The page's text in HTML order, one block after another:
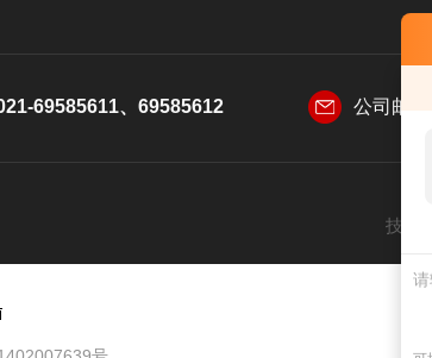
69585611、69585612 公司邮箱
技术